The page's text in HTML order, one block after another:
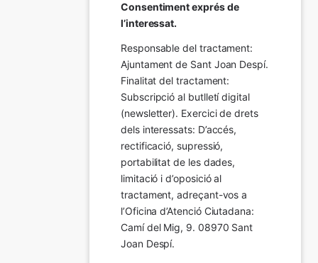
Consentiment exprés de
l’interessat.
Responsable del tractament:
Ajuntament de Sant Joan Despí.
Finalitat del tractament:
Subscripció al butlletí digital
(newsletter). Exercici de drets
dels interessats: D’accés,
rectificació, supressió,
portabilitat de les dades,
limitació i d’oposició al
tractament, adreçant-vos a
l’Oficina d’Atenció Ciutadana:
Camí del Mig, 9. 08970 Sant
Joan Despí.